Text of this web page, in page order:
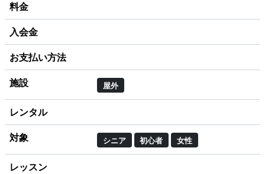
料金
入会金
お支払い方法
施設 屋外
レンタル
対象 シニア 初心者 女性
レッスン